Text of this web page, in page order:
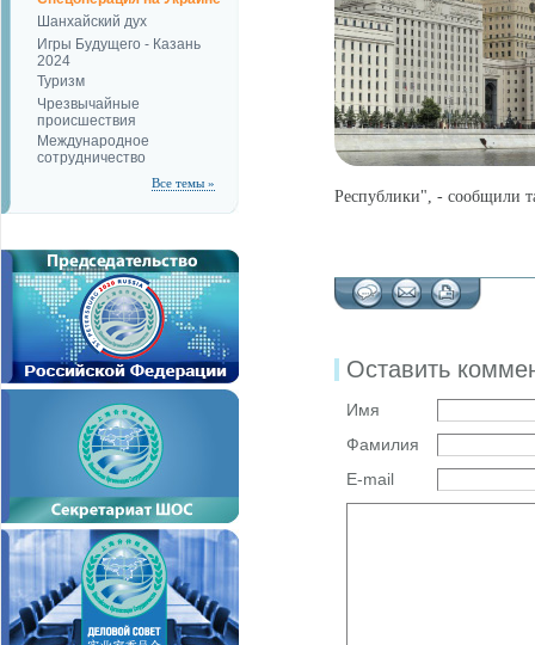
Шанхайский дух
Игры Будущего - Казань
2024
Туризм
Чрезвычайные
происшествия
Международное
сотрудничество
Все темы »
Республики", - сообщили
Оставить
Имя
Фамилия
E-mail